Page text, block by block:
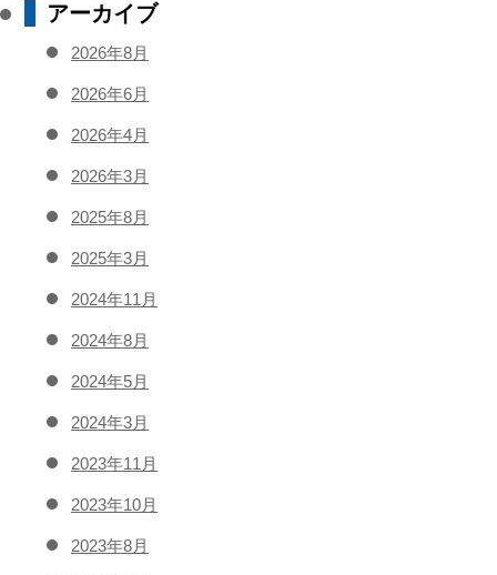
アーカイブ
2026年8月
2026年6月
2026年4月
2026年3月
2025年8月
2025年3月
2024年11月
2024年8月
2024年5月
2024年3月
2023年11月
2023年10月
2023年8月